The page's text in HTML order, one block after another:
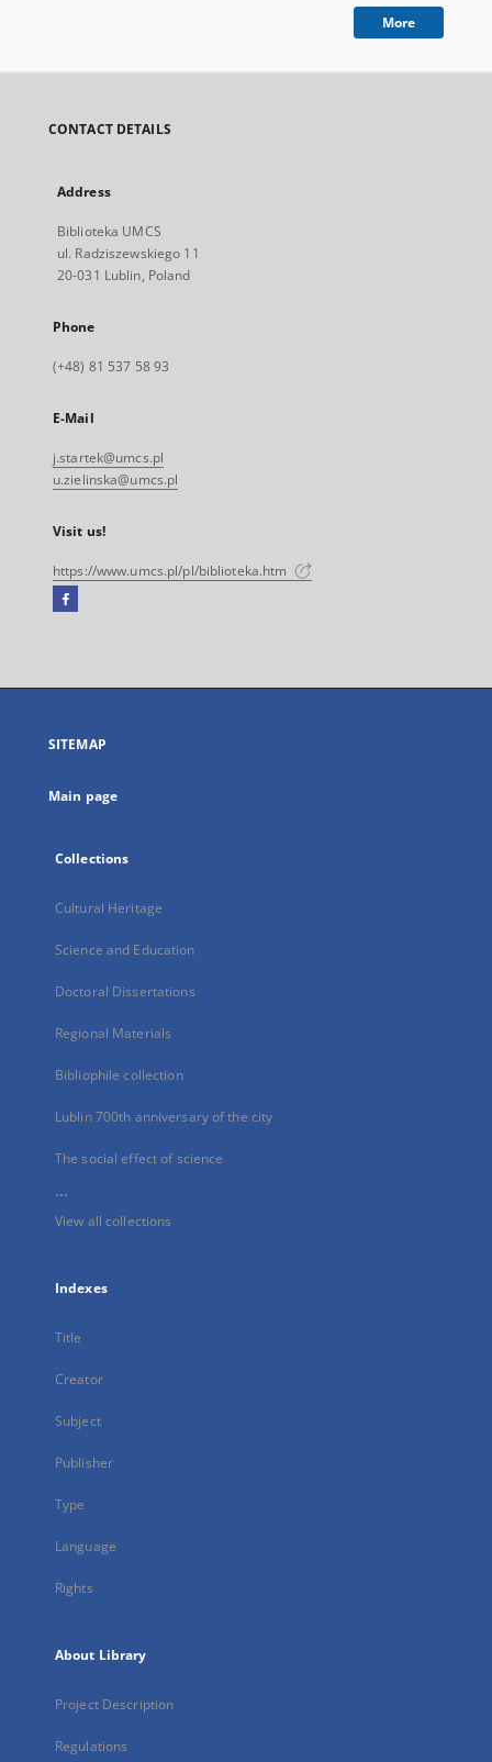
More
CONTACT DETAILS
Address
Biblioteka UMCS
ul. Radziszewskiego 11
20-031 Lublin, Poland
Phone
(+48) 81 537 58 93
E-Mail
j.startek@umcs.pl
u.zielinska@umcs.pl
Visit us!
https://www.umcs.pl/pl/biblioteka.htm
Facebook
open
new
SITEMAP
Main page
Collections
Cultural Heritage
Science and Education
Doctoral Dissertations
Regional Materials
Bibliophile collection
Lublin 700th anniversary of the city
The social effect of science
...
View all collections
Indexes
Title
Creator
Subject
Publisher
Type
Language
Rights
About Library
Project Description
Regulations